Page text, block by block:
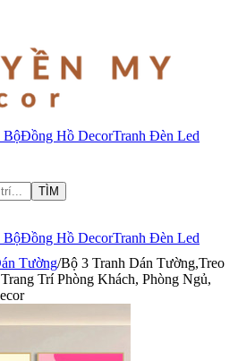
BộĐồng Hồ DecorTranh Đèn Led
TÌM
BộĐồng Hồ DecorTranh Đèn Led
Tường/Bộ 3 Tranh Dán Tường,Treo
Trí Phòng Khách, Phòng Ngủ,